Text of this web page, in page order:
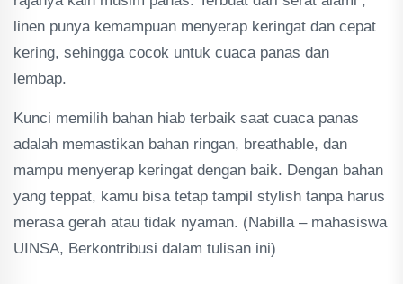
linen punya kemampuan menyerap keringat dan cepat
kering, sehingga cocok untuk cuaca panas dan
lembap.
Kunci memilih bahan hiab terbaik saat cuaca panas
adalah memastikan bahan ringan, breathable, dan
mampu menyerap keringat dengan baik. Dengan bahan
yang teppat, kamu bisa tetap tampil stylish tanpa harus
merasa gerah atau tidak nyaman. (Nabilla – mahasiswa
UINSA, Berkontribusi dalam tulisan ini)